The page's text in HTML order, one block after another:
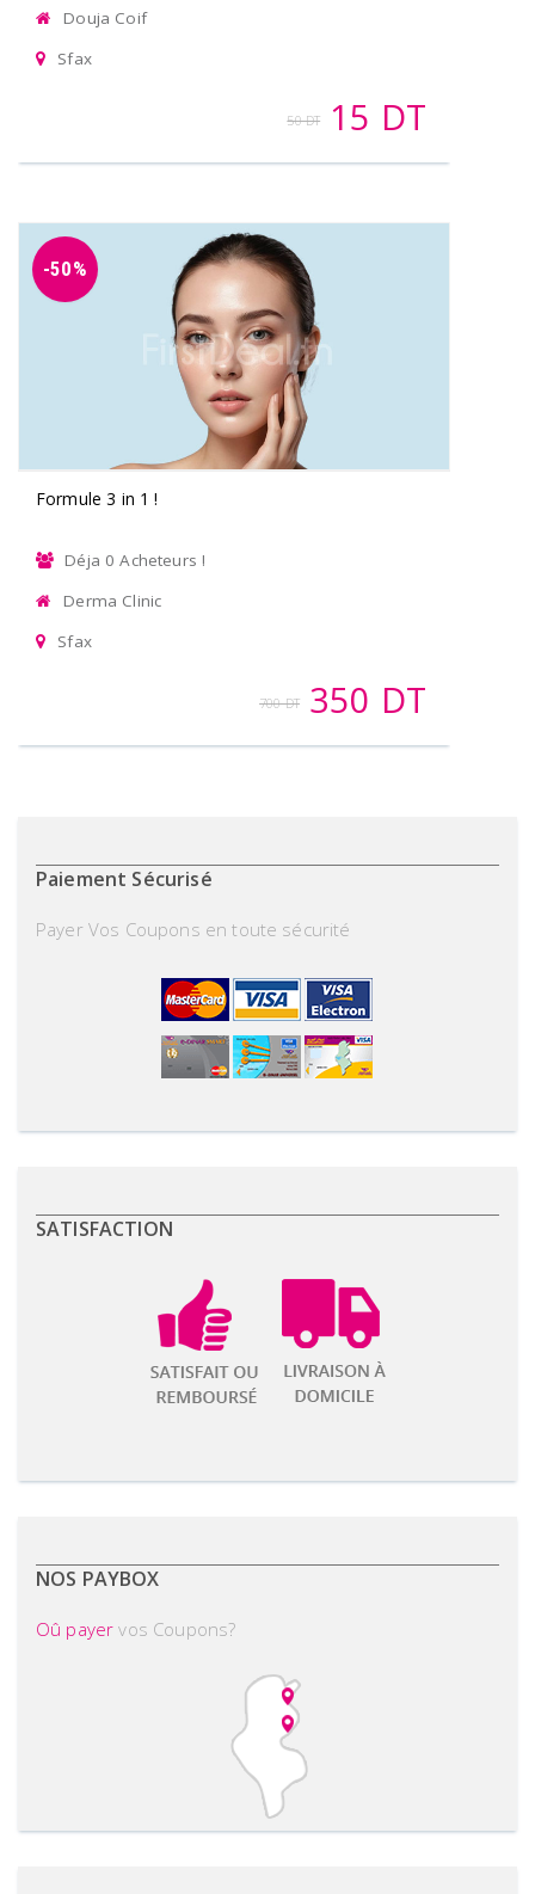
Douja Coif
Sfax
15 DT
50 DT
-50%
Formule 3 in 1 !
Déja 0 Acheteurs !
Derma Clinic
Sfax
350 DT
700 DT
Paiement Sécurisé
Payer Vos Coupons en toute sécurité
SATISFACTION
NOS PAYBOX
Oû payervos Coupons?